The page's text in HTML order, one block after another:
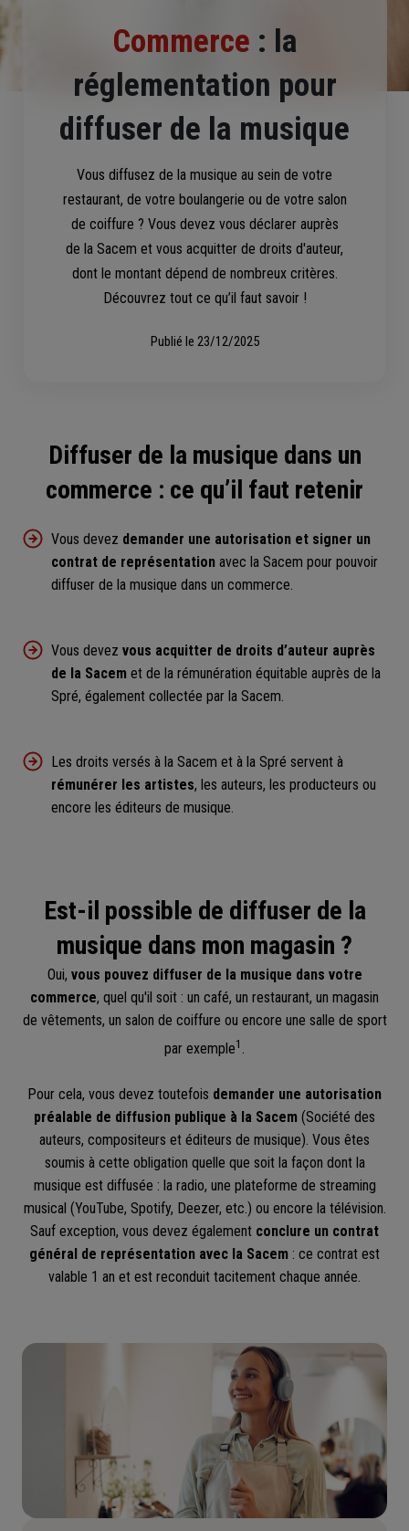
Commerce : la
réglementation pour
diffuser de la musique
Vous diffusez de la musique au sein de votre
restaurant, de votre boulangerie ou de votre salon
de coiffure ? Vous devez vous déclarer auprès
de la Sacem et vous acquitter de droits d'auteur,
dont le montant dépend de nombreux critères.
Découvrez tout ce qu’il faut savoir !
Publié le 23/12/2025
Diffuser de la musique dans un
commerce : ce qu’il faut retenir
Vous devez demander une autorisation et signer un
contrat de représentation avec la Sacem pour pouvoir
diffuser de la musique dans un commerce.
Vous devez vous acquitter de droits d’auteur auprès
de la Sacem et de la rémunération équitable auprès de la
Spré, également collectée par la Sacem.
Les droits versés à la Sacem et à la Spré servent à
rémunérer les artistes, les auteurs, les producteurs ou
encore les éditeurs de musique.
Est-il possible de diffuser de la
musique dans mon magasin ?
Oui, vous pouvez diffuser de la musique dans votre
commerce, quel qu'il soit : un café, un restaurant, un magasin
de vêtements, un salon de coiffure ou encore une salle de sport
par exemple1
Pour cela, vous devez toutefois demander une autorisation
préalable de diffusion publique à la Sacem (Société des
auteurs, compositeurs et éditeurs de musique). Vous êtes
soumis à cette obligation quelle que soit la façon dont la
musique est diffusée : la radio, une plateforme de streaming
musical (YouTube, Spotify, Deezer, etc.) ou encore la télévision.
Sauf exception, vous devez également conclure un contrat
général de représentation avec la Sacem : ce contrat est
valable 1 an et est reconduit tacitement chaque année.